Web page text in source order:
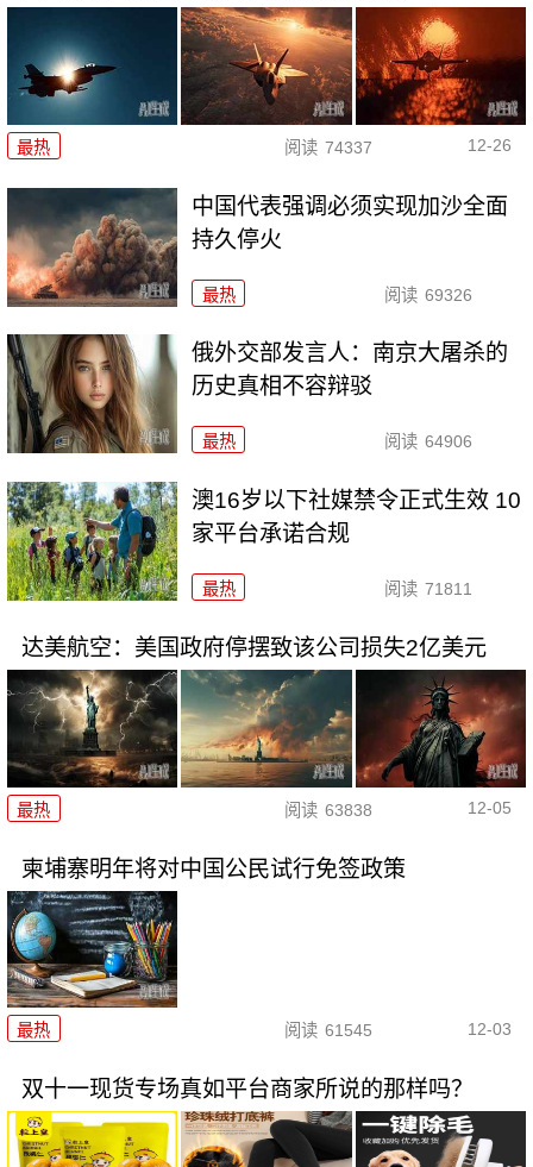
最热 阅读 74337 12-26
中国代表强调必须实现加沙全面
持久停火
最热 阅读 69326
俄外交部发言人：南京大屠杀的
历史真相不容辩驳
最热 阅读 64906
澳16岁以下社媒禁令正式生效 10
家平台承诺合规
最热 阅读 71811
达美航空：美国政府停摆致该公司损失2亿美元
最热 阅读 63838 12-05
柬埔寨明年将对中国公民试行免签政策
最热 阅读 61545 12-03
双十一现货专场真如平台商家所说的那样吗？